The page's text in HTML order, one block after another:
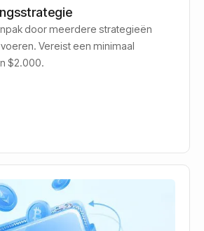
door meerdere strategieën
Vereist een minimaal
$2.000.